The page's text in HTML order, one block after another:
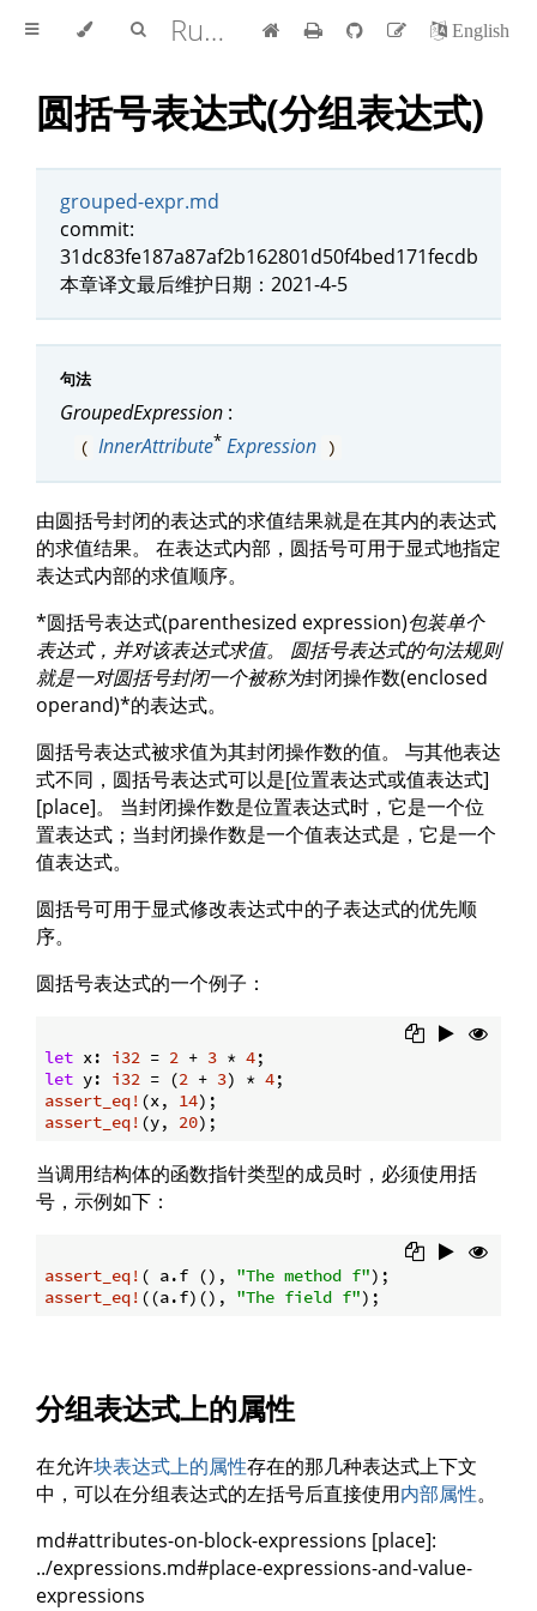
Rust 参考手册 中文版 English
圆括号表达式(分组表达式)
grouped-expr.md
commit:
31dc83fe187a87af2b162801d50f4bed171fecdb
本章译文最后维护日期：2021-4-5
句法
GroupedExpression :
( InnerAttribute* Expression )
由圆括号封闭的表达式的求值结果就是在其内的表达式
的求值结果。 在表达式内部，圆括号可用于显式地指定
表达式内部的求值顺序。
*圆括号表达式(parenthesized expression)包装单个
表达式，并对该表达式求值。 圆括号表达式的句法规则
就是一对圆括号封闭一个被称为封闭操作数(enclosed
operand)*的表达式。
圆括号表达式被求值为其封闭操作数的值。 与其他表达
式不同，圆括号表达式可以是[位置表达式或值表达式]
[place]。 当封闭操作数是位置表达式时，它是一个位
置表达式；当封闭操作数是一个值表达式是，它是一个
值表达式。
圆括号可用于显式修改表达式中的子表达式的优先顺
序。
圆括号表达式的一个例子：
let x: i32 = 2 + 3 * 4
let y: i32 = (2 + 3) * 4
assert_eq! (x, 14
assert_eq! (y, 20
当调用结构体的函数指针类型的成员时，必须使用括
号，示例如下：
assert_eq! ( a.f (), "The method f"
assert_eq! ((a.f)(), "The field f"
分组表达式上的属性
在允许块表达式上的属性存在的那几种表达式上下文
中，可以在分组表达式的左括号后直接使用内部属性。
md#attributes-on-block-expressions [place]:
../expressions.md#place-expressions-and-value-
expressions